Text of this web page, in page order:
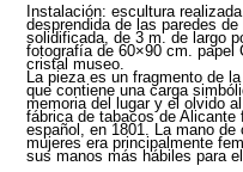
Instalación: escultura
desprendida de las paredes
solidificada, de 3 m. de largo
fotografía de 60×90 cm. papel
cristal museo.
La pieza es un fragmento de
que contiene una carga
memoria del lugar y el olvido
fábrica de tabacos de Alicante
español, en 1801. La mano
mujeres era principalmente
sus manos más hábiles para